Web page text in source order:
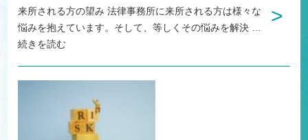
来所される方の望み 法律事務所に来所される方は様々な
悩みを抱えています。そして、等しくその悩みを解決 …
続きを読む
>